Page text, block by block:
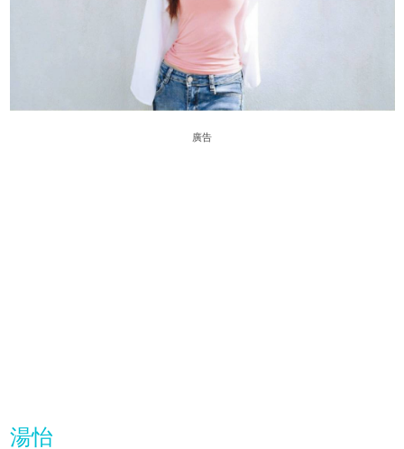
廣告
湯怡